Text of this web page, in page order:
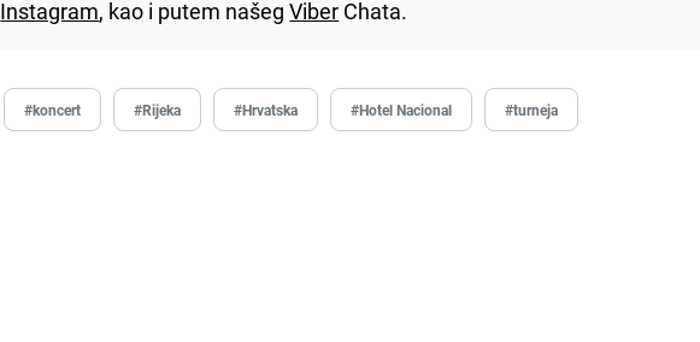
Instagram, kao i putem našegViber Chata.
#koncert #Rijeka #Hrvatska #Hotel Nacional #turneja